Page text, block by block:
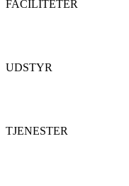
FACILITETER
UDSTYR
TJENESTER